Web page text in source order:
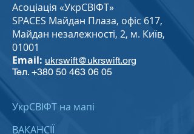
Асоціація «УкрСВІФТ»
SPACES Майдан Плаза, офіс 617,
Майдан незалежності, 2, м. Київ,
01001
Email: ukrswift@ukrswift.org
Тел. +380 50 463 06 05
УкрСВІФТ на мапі
ВАКАНСІЇ